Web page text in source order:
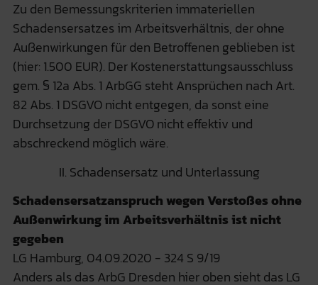
Zu den Bemessungskriterien immateriellen
Schadensersatzes im Arbeitsverhältnis, der ohne
Außenwirkungen für den Betroffenen geblieben ist
(hier: 1.500 EUR). Der Kostenerstattungsausschluss
gem. § 12a Abs. 1 ArbGG steht Ansprüchen nach Art.
82 Abs. 1 DSGVO nicht entgegen, da sonst eine
Durchsetzung der DSGVO nicht effektiv und
abschreckend möglich wäre.
II. Schadensersatz und Unterlassung
Schadensersatzanspruch wegen Verstoßes ohne
Außenwirkung im Arbeitsverhältnis ist nicht
gegeben
LG Hamburg, 04.09.2020 - 324 S 9/19
Anders als das ArbG Dresden hier oben sieht das LG